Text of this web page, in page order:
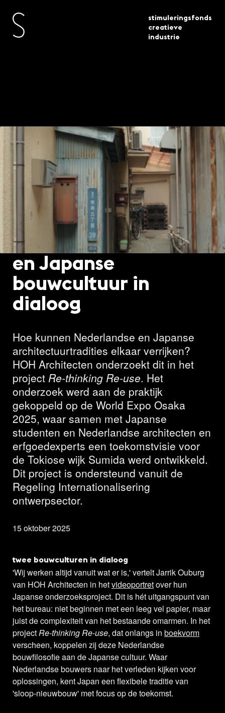
stimuleringsfonds
creatieve
industrie
projecten
hoh architecten op world expo
osaka 2025 nederlandse en
japanse bouwcultuur in dialoog
HOH Architecten op
World Expo Osaka
2025: Nederlandse
en Japanse
bouwcultuur in
dialoog
Hoe kunnen Nederlandse en Japanse
architectuurtradities elkaar verrijken?
HOH Architecten onderzoekt dit in het
project Re-thinking Re-use. Het
onderzoek werd aan de praktijk
gekoppeld op de World Expo Osaka
2025, waar samen met Japanse
studenten en Nederlandse architecten en
erfgoedexperts een toekomstvisie voor
de Tokiose wijk Sumida werd ontwikkeld.
Dit project is ondersteund vanuit de
Regeling Internationalisering
ontwerpsector.
15 oktober 2025
twee bouwculturen in dialoog
'Wij werken altijd vanuit wat er is,' vertelt Jarrik Ouburg
van HOH Architecten in hetvideoportretover hun
Japanse onderzoeksproject. Dit is hét uitgangspunt van
het bureau: niet beginnen met een leeg vel papier, maar
juist de complexiteit van het bestaande omarmen. In het
projectRe-thinking Re-use, dat onlangs in boekvorm
verscheen, koppelen zij deze Nederlandse
bouwfilosofie aan de Japanse cultuur. Waar
Nederlandse bouwers naar het verleden kijken voor
oplossingen, kent Japan een flexibele traditie van
'sloop-nieuwbouw' met focus op de toekomst.